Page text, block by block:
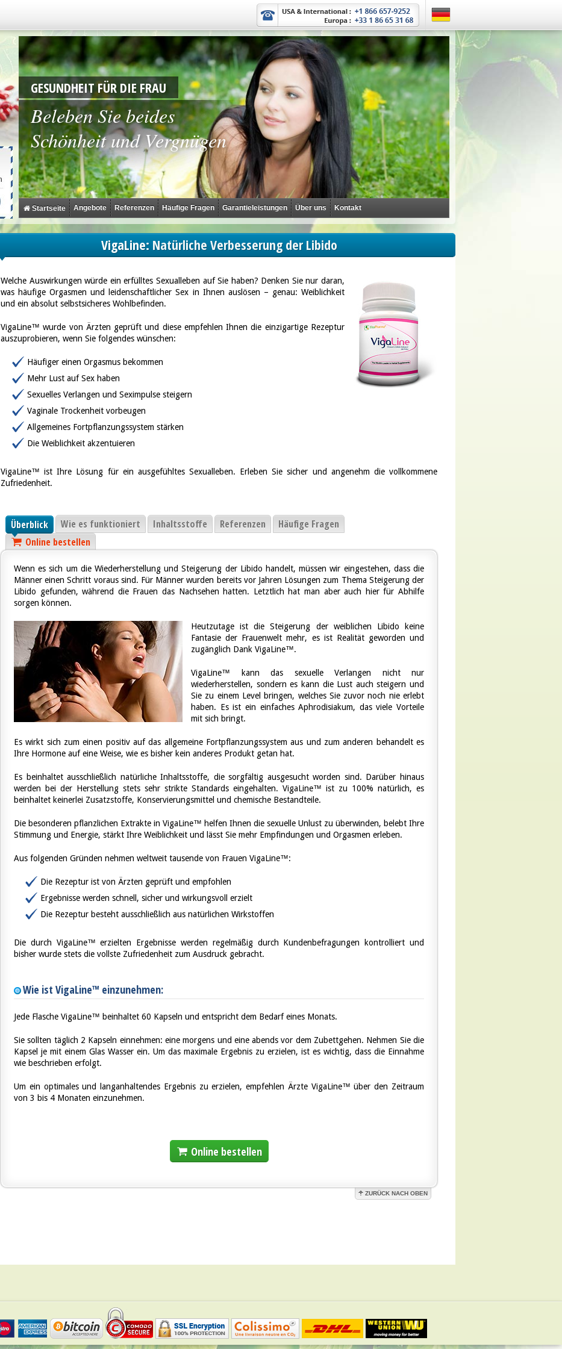
GESUNDHEIT FÜR DIE FRAU
Beleben Sie beides
Schönheit und Vergnügen
Startseite Angebote Referenzen Häufige Fragen Garantieleistungen Über uns Kontakt
VigaLine: Natürliche Verbesserung der Libido
Welche Auswirkungen würde ein erfülltes Sexualleben auf Sie haben? Denken Sie nur daran,
was häufige Orgasmen und leidenschaftlicher Sex in Ihnen auslösen – genau: Weiblichkeit
und ein absolut selbstsicheres Wohlbefinden.
VigaLine™ wurde von Ärzten geprüft und diese empfehlen Ihnen die einzigartige Rezeptur
auszuprobieren, wenn Sie folgendes wünschen:
Häufiger einen Orgasmus bekommen
Mehr Lust auf Sex haben
Sexuelles Verlangen und Seximpulse steigern
Vaginale Trockenheit vorbeugen
Allgemeines Fortpflanzungssystem stärken
Die Weiblichkeit akzentuieren
VigaLine™ ist Ihre Lösung für ein ausgefühltes Sexualleben. Erleben Sie sicher und angenehm die vollkommene
Zufriedenheit.
Überblick Wie es funktioniert Inhaltsstoffe Referenzen
Häufige Fragen
Online bestellen
Wenn es sich um die Wiederherstellung und Steigerung der Libido handelt, müssen wir eingestehen, dass die
Männer einen Schritt voraus sind. Für Männer wurden bereits vor Jahren Lösungen zum Thema Steigerung der
Libido gefunden, während die Frauen das Nachsehen hatten. Letztlich hat man aber auch hier für Abhilfe
sorgen können.
Heutzutage ist die Steigerung der weiblichen Libido keine
Fantasie der Frauenwelt mehr, es ist Realität geworden und
zugänglich Dank VigaLine™.
VigaLine™ kann das sexuelle Verlangen nicht nur
wiederherstellen, sondern es kann die Lust auch steigern und
Sie zu einem Level bringen, welches Sie zuvor noch nie erlebt
haben. Es ist ein einfaches Aphrodisiakum, das viele Vorteile
mit sich bringt.
Es wirkt sich zum einen positiv auf das allgemeine Fortpflanzungssystem aus und zum anderen behandelt es
Ihre Hormone auf eine Weise, wie es bisher kein anderes Produkt getan hat.
Es beinhaltet ausschließlich natürliche Inhaltsstoffe, die sorgfältig ausgesucht worden sind. Darüber hinaus
werden bei der Herstellung stets sehr strikte Standards eingehalten. VigaLine™ ist zu 100% natürlich, es
beinhaltet keinerlei Zusatzstoffe, Konservierungsmittel und chemische Bestandteile.
Die besonderen pflanzlichen Extrakte in VigaLine™ helfen Ihnen die sexuelle Unlust zu überwinden, belebt Ihre
Stimmung und Energie, stärkt Ihre Weiblichkeit und lässt Sie mehr Empfindungen und Orgasmen erleben.
Aus folgenden Gründen nehmen weltweit tausende von Frauen VigaLine™:
Die Rezeptur ist von Ärzten geprüft und empfohlen
Ergebnisse werden schnell, sicher und wirkungsvoll erzielt
Die Rezeptur besteht ausschließlich aus natürlichen Wirkstoffen
Die durch VigaLine™ erzielten Ergebnisse werden regelmäßig durch Kundenbefragungen kontrolliert und
bisher wurde stets die vollste Zufriedenheit zum Ausdruck gebracht.
Wie ist VigaLine™ einzunehmen:
Jede Flasche VigaLine™ beinhaltet 60 Kapseln und entspricht dem Bedarf eines Monats.
Sie sollten täglich 2 Kapseln einnehmen: eine morgens und eine abends vor dem Zubettgehen. Nehmen Sie die
Kapsel je mit einem Glas Wasser ein. Um das maximale Ergebnis zu erzielen, ist es wichtig, dass die Einnahme
wie beschrieben erfolgt.
Um ein optimales und langanhaltendes Ergebnis zu erzielen, empfehlen Ärzte VigaLine™ über den Zeitraum
von 3 bis 4 Monaten einzunehmen.
Online bestellen
ZURÜCK NACH OBEN